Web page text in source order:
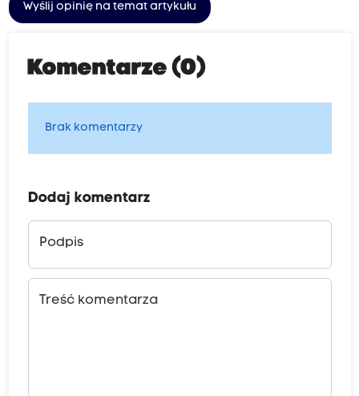
Wyślij opinię na temat artykułu
Komentarze (0)
Brak komentarzy
Dodaj komentarz
Podpis
Treść komentarza